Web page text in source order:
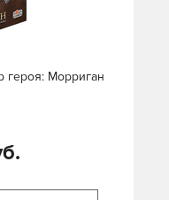
героя: Морриган